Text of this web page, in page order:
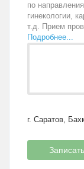
по
гинекологии,
т.д. Прием
Подробнее...
г. Саратов,